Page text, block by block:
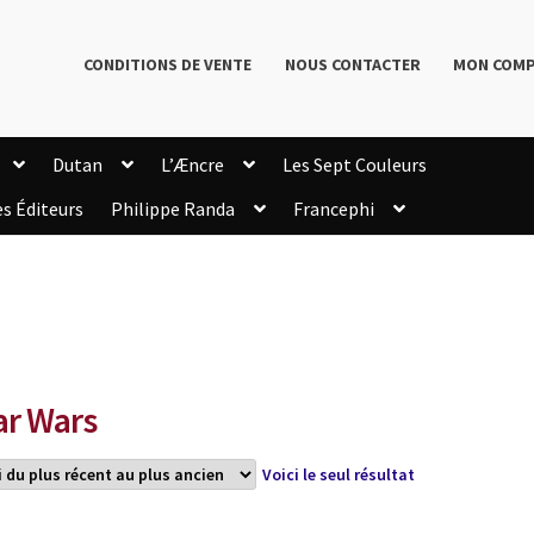
CONDITIONS DE VENTE NOUS CONTACTER MON
Dutan L’Æncre
Les Sept Couleurs
Éditeurs Philippe Randa
Francephi
Wars
Voici le seul résultat